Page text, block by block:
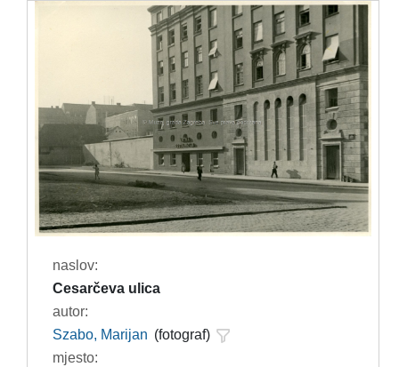
naslov:
Cesarčeva ulica
autor:
Szabo, Marijan (fotograf)
mjesto: